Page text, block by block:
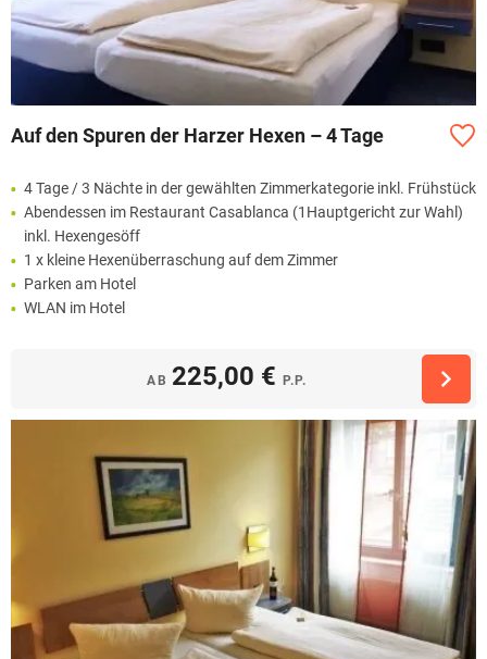
Auf den Spuren der Harzer Hexen – 4 Tage
4 Tage / 3 Nächte in der gewählten Zimmerkategorie inkl. Frühstück
Abendessen im Restaurant Casablanca (1Hauptgericht zur Wahl)
inkl. Hexengesöff
1 x kleine Hexenüberraschung auf dem Zimmer
Parken am Hotel
WLAN im Hotel
AB 225,00 € P.P.